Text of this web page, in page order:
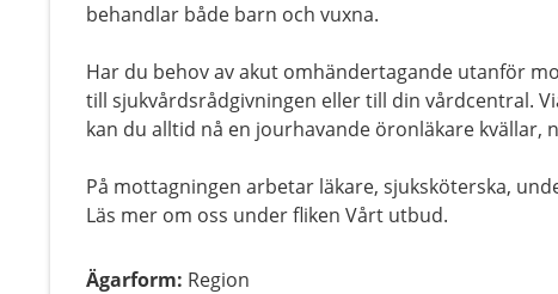
behandlar både barn och vuxna.
Har du behov av akut omhändertagande utanför
till sjukvårdsrådgivningen eller till din vårdcentral.
kan du alltid nå en jourhavande öronläkare kvällar,
På mottagningen arbetar läkare, sjuksköterska,
Läs mer om oss under fliken Vårt utbud.
Ägarform: Region